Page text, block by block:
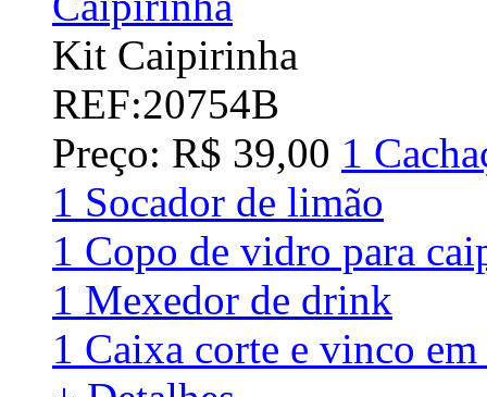
Kit Caipirinha
REF:20754B
Preço: R$ 39,00 1
1 Socador de limão
1 Copo de vidro para
1 Mexedor de drink
1 Caixa corte e vinco